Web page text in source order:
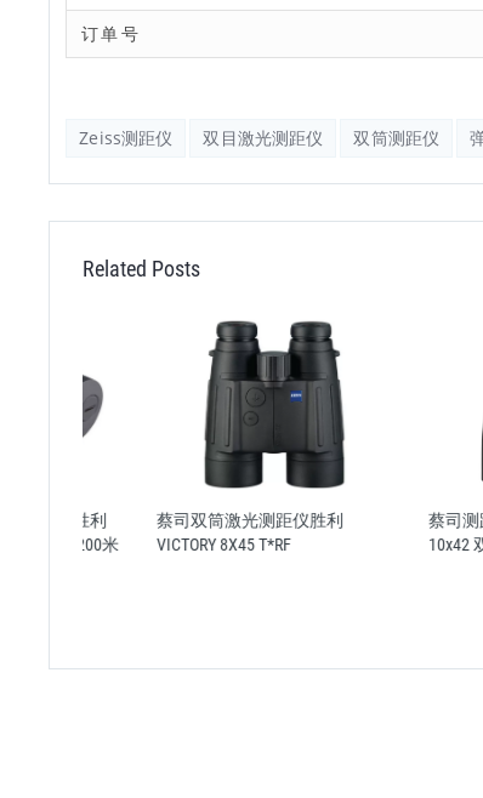
订单号
Zeiss测距仪 双目激光测距仪 双筒测距仪
Related Posts
蔡司双筒激光测距仪胜利
VICTORY 8X45 T*RF
蔡司测距仪胜利
10x42 双筒红外